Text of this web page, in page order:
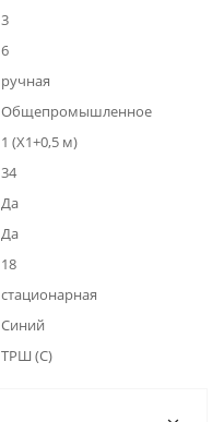
3
6
ручная
Общепромышленное
1 (Х1+0,5 м)
34
Да
Да
18
стационарная
Синий
ТРШ (С)